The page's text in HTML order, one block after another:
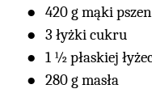
420 g mąki
3 łyżki cukru
1 ½ płaskiej
280 g masła